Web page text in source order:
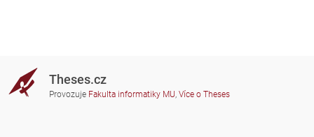
Theses.cz
Provozuje Fakulta informatiky MU, Více o Theses